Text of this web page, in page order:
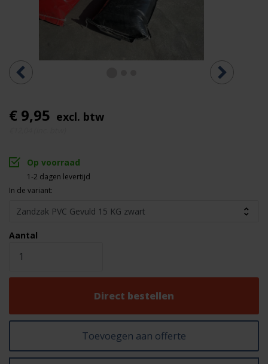
€ 9,95 excl. btw
Op voorraad
1-2 dagen levertijd
In de variant:
Aantal
Direct bestellen
Toevoegen aan offerte